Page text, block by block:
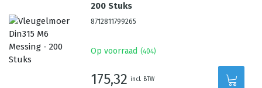
200 Stuks
8712811799265
Op voorraad (404)
175,32 incl. BTW